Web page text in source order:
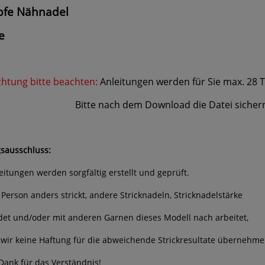
Nähnadel
bitte beachten: Anleitungen werden für Sie max. 28
dem Download die Datei sichern
werden sorgfältig erstellt und geprüft.
anders strickt, andere Stricknadeln, Stricknadelstärke
und/oder mit anderen Garnen dieses Modell nach arbeitet,
keine Haftung für die abweichende Strickresultate
für das Verständnis!